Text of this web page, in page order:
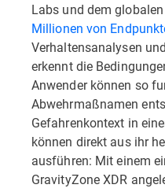
Labs und dem
Millionen von
Verhaltensanalysen
erkennt die
Anwender können so
Abwehrmaßnamen
Gefahrenkontext in
können direkt aus ihr
ausführen: Mit einem
GravityZone XDR